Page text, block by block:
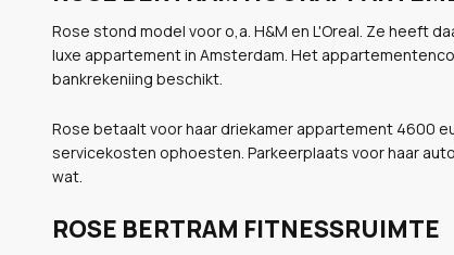
Rose stond model voor o,a. H&M en L'Oreal. Ze heeft
luxe appartement in Amsterdam. Het
bankrekeniing beschikt.
Rose betaalt voor haar driekamer appartement 4600
servicekosten ophoesten. Parkeerplaats voor haar
wat.
ROSE BERTRAM FITNESSRUIMTE